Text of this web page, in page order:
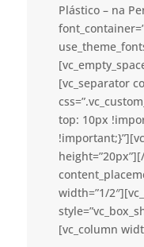
Plástico – na
[vc_separator
top: 10px
width=”1/
[vc_column